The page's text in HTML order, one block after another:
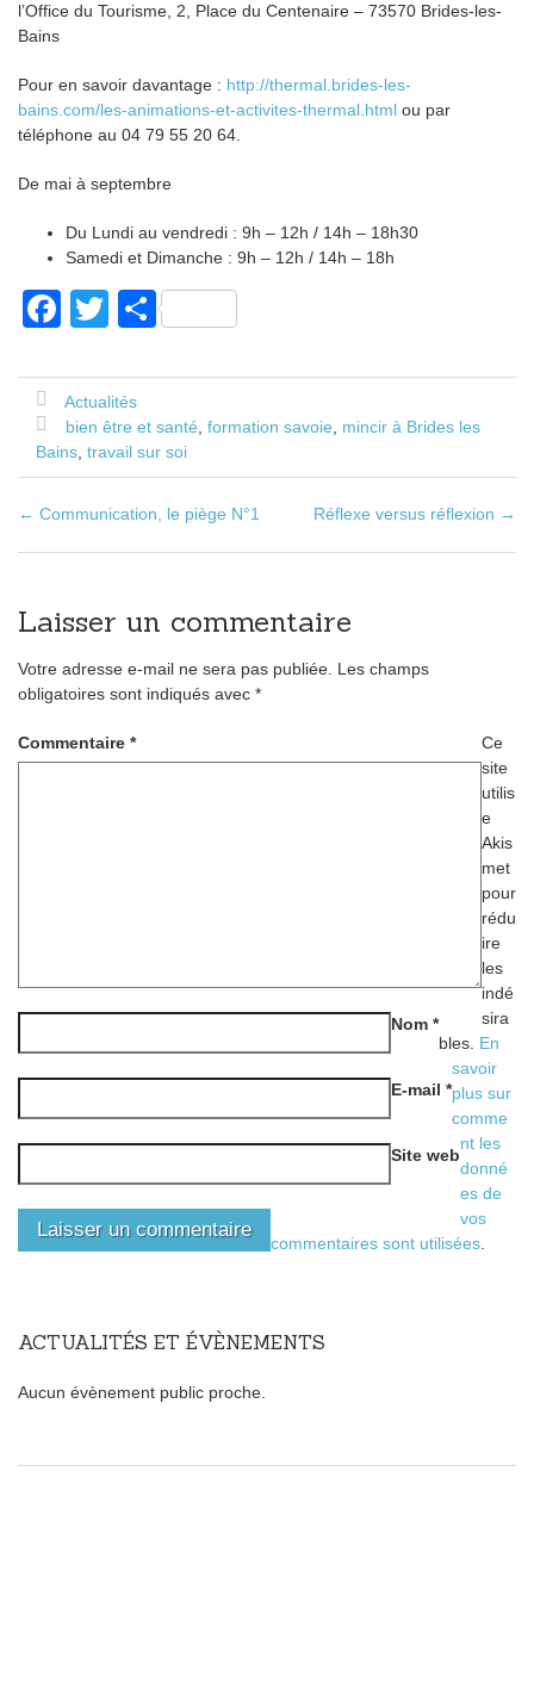
l’Office du Tourisme, 2, Place du Centenaire – 73570 Brides-les-
Bains
Pour en savoir davantage : http://thermal.brides-les-
bains.com/les-animations-et-activites-thermal.html ou par
téléphone au 04 79 55 20 64.
De mai à septembre
Du Lundi au vendredi : 9h – 12h / 14h – 18h30
Samedi et Dimanche : 9h – 12h / 14h – 18h
F
c
e
b
T
tt
er
P
ta
g
er
Actualités
bien être et santé formation savoie
mincir à Brides les
Bains travail sur soi
Poste navigation
← Communication, le piège N°1 Réflexe versus réflexion →
Laisser un commentaire
Votre adresse e-mail ne sera pas publiée. Les champs
obligatoires sont indiqués avec *
Commentaire *
Nom *
E-mail *
Site web
Ce
site
utilis
e
Akis
met
pour
rédu
ire
les
indé
sira
bles. En
savoir
plus sur
comme
nt les
donné
es de
vos
commentaires sont utilisées
ACTUALITÉS ET ÉVÈNEMENTS
Aucun évènement public proche.